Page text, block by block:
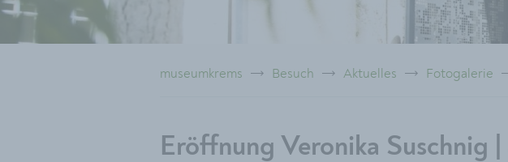
museumkrems Besuch Aktuelles Fotogalerie
Eröffnung Veronika Suschnig